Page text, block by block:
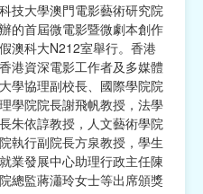
大學澳門電影藝術研究院
的首屆微電影暨微劇本創作
澳科大N212室舉行。香港
港資深電影工作者及多媒體
學協理副校長、國際學院院
學院院長謝飛帆教授，法學
朱依諄教授，人文藝術學院
執行副院長方泉教授，學生
業發展中心助理行政主任陳
總監蔣瀟玲女士等出席頒獎